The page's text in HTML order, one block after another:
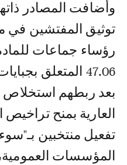
توثيق المفتشين في
47.06 المتعلق
بعد ربطهم
العارية بمنح
تفعيل منتخبين
المؤسسات